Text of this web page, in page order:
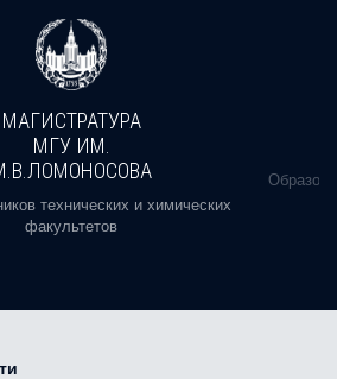
МАГИСТРАТУРА
МГУ ИМ.
технических и химических
факультетов